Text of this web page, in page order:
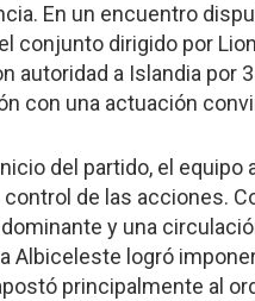
En un encuentro
conjunto dirigido por
autoridad a Islandia por
con una actuación
del partido, el equipo
de las acciones.
y una
Albiceleste logró
principalmente al